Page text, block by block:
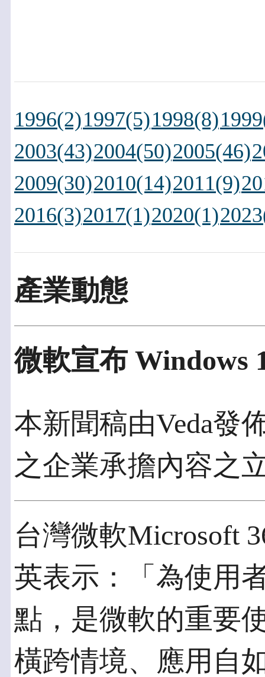
1996(2)1997(5)1998(8)
2003(43)2004(50)2005(46)
2009(30)2010(14)2011(9)
2016(3)2017(1)2020(1)
產業動態
微軟宣布 Windows
本新聞稿由Veda發
之企業承擔內容之
台灣微軟Microsoft
英表示：「為使用
點，是微軟的重要
橫跨情境、應用自